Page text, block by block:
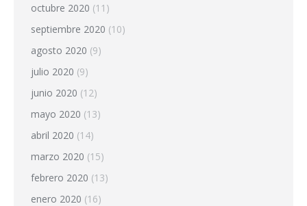
octubre 2020 (11)
septiembre 2020 (10)
agosto 2020 (9)
julio 2020 (9)
junio 2020 (12)
mayo 2020 (13)
abril 2020 (14)
marzo 2020 (15)
febrero 2020 (13)
enero 2020 (16)